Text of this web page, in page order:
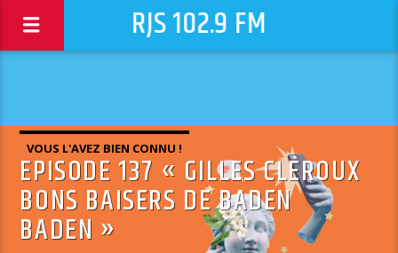
RJS 102.9 FM
VOUS L'AVEZ BIEN CONNU !
EPISODE 137 « GILLES CLEROUX
BONS BAISERS DE BADEN
BADEN »